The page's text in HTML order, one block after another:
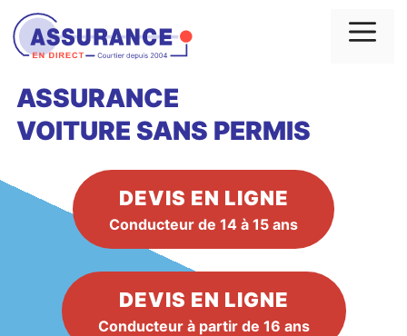
Aller
au
contenu
ASSURANCE
VOITURE SANS PERMIS
DEVIS EN LIGNE
Conducteur de 14 à 15 ans
DEVIS EN LIGNE
Conducteur à partir de 16 ans